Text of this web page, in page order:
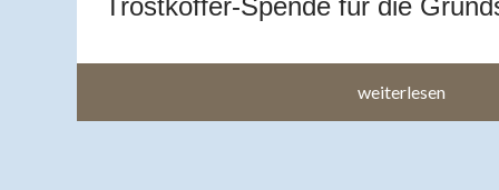
weiterlesen